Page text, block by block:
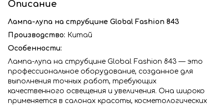
Описание
Лампа-лупа на струбцине Global Fashion 843
Производство: Китай
Особенности:
Лампа-лупа на струбцине Global Fashion 843 — это
профессиональное оборудование, созданное для
выполнения точных работ, требующих
качественного освещения и увеличения. Она широко
применяется в салонах красоты, косметологических